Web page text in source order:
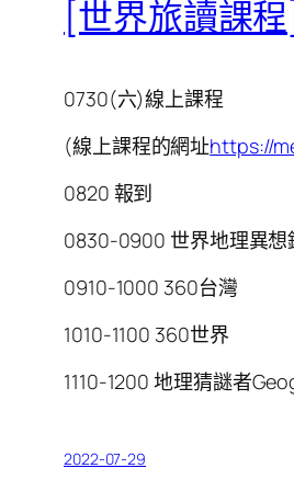
[世界旅讀課
0730(六)線上課程
(線上課程的網址https://
0820 報到
0830-0900 世界地理異想
0910-1000 360台灣
1010-1100 360世界
1110-1200 地理猜謎者
2022-07-29